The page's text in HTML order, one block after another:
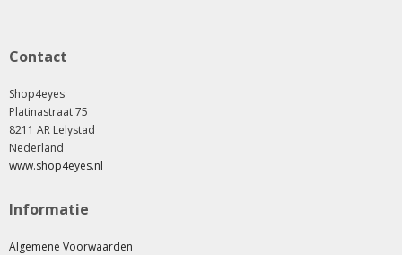
Contact
Shop4eyes
Platinastraat 75
8211 AR Lelystad
Nederland
www.shop4eyes.nl
Informatie
Algemene Voorwaarden